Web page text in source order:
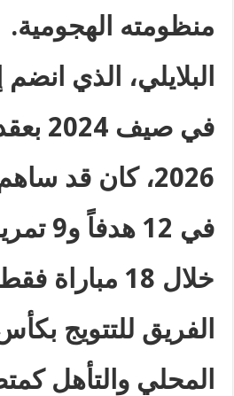
منظومته الهجومية.
البلايلي، الذي
في
2026، كان قد
في 12
هدفاً
خلال 18 مباراة
الفريق للتتويج
المحلي والتأهل